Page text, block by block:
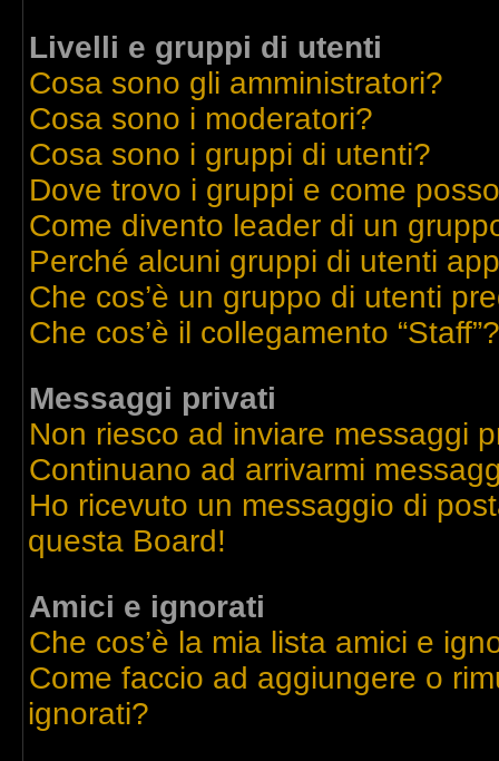
Livelli e gruppi di utenti
Cosa sono gli amministratori?
Cosa sono i moderatori?
Cosa sono i gruppi di utenti?
Dove trovo i gruppi e come
Come divento leader di un
Perché alcuni gruppi di utenti
Che cos’è un gruppo di utenti
Che cos’è il collegamento “Staff”?
Messaggi privati
Non riesco ad inviare messaggi
Continuano ad arrivarmi
Ho ricevuto un messaggio di
questa Board!
Amici e ignorati
Che cos’è la mia lista amici e
Come faccio ad aggiungere o
ignorati?